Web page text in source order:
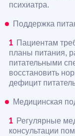
психиатра.
Поддержка
Пациентам
планы питания,
питательными
восстановить
дефицит
Медицинская
Регулярные
консультации